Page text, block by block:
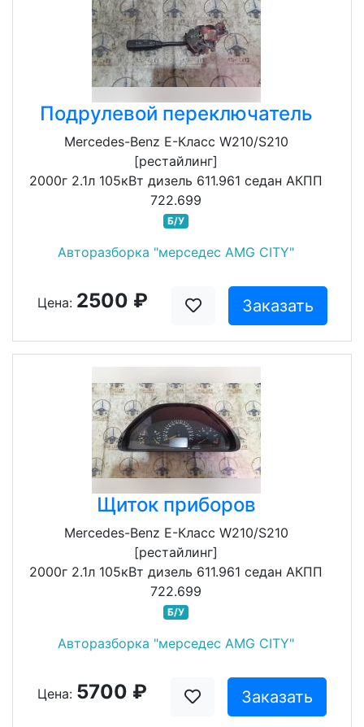
Подрулевой переключатель
Mercedes-Benz E-Класс W210/S210
[рестайлинг]
2000г 2.1л 105кВт дизель 611.961 седан АКПП
722.699
Б/У
Авторазборка "мерседес AMG CITY"
Цена: 2500 ₽ Заказать
Щиток приборов
Mercedes-Benz E-Класс W210/S210
[рестайлинг]
2000г 2.1л 105кВт дизель 611.961 седан АКПП
722.699
Б/У
Авторазборка "мерседес AMG CITY"
Цена: 5700 ₽ Заказать